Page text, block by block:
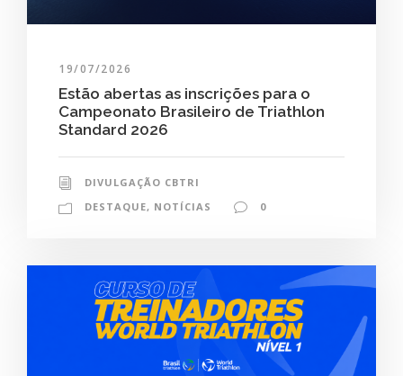
19/07/2026
Estão abertas as inscrições para o
Campeonato Brasileiro de Triathlon
Standard 2026
DIVULGAÇÃO CBTRI
DESTAQUE, NOTÍCIAS 0